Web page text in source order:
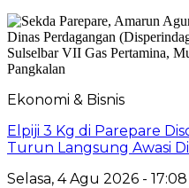
Ekonomi & Bisnis
Elpiji 3 Kg di Parepare
Turun Langsung Awasi
Selasa, 4 Agu 2026 -